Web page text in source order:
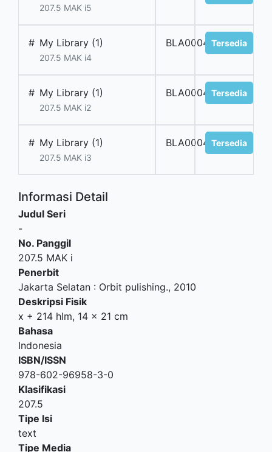
207.5 MAK i5
# My Library (1)
207.5 MAK i4
BLA000486Tersedia
# My Library (1)
207.5 MAK i2
BLA000484Tersedia
# My Library (1)
207.5 MAK i3
BLA000485Tersedia
Informasi Detail
Judul Seri
-
No. Panggil
207.5 MAK i
Penerbit
Jakarta Selatan : Orbit pulishing., 2010
Deskripsi Fisik
x + 214 hlm, 14 x 21 cm
Bahasa
Indonesia
ISBN/ISSN
978-602-96958-3-0
Klasifikasi
207.5
Tipe Isi
text
Tipe Media